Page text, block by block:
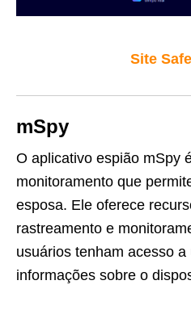
Site
mSpy
O aplicativo espião mSpy
monitoramento que
esposa. Ele oferece
rastreamento e
usuários tenham acesso
informações sobre o